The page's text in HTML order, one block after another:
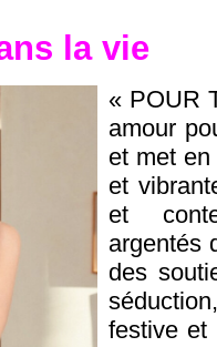
la vie
« POUR
amour
et met
et
et
argentés
des
festive et